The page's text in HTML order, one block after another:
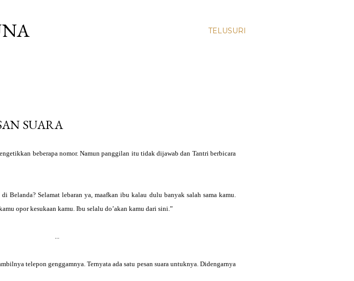
TELUSURI
SUARA
beberapa nomor. Namun panggilan itu tidak dijawab dan Tantri berbicara
di Belanda? Selamat lebaran ya, maafkan ibu kalau dulu banyak salah sama kamu.
opor kesukaan kamu. Ibu selalu do’akan kamu dari sini.”
...
telepon genggamnya. Ternyata ada satu pesan suara untuknya. Didengarnya